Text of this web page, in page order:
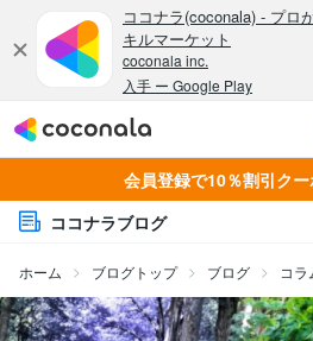
会員登録で10％割引クー
ココナラブログ
ホーム ブログトップ ブログ コラ